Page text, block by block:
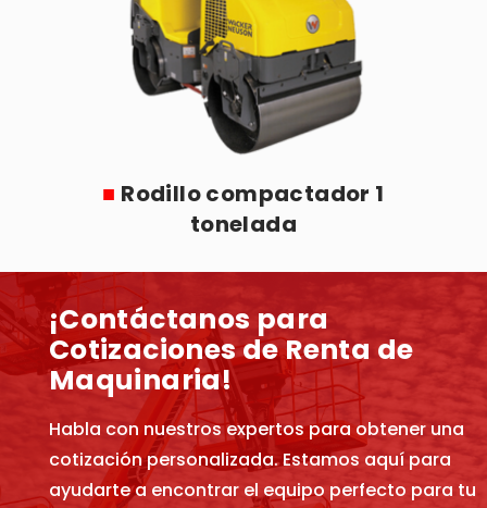
■ Rodillo compactador 1
tonelada
¡Contáctanos para
Cotizaciones de Renta de
Maquinaria!
Habla con nuestros expertos para obtener una
cotización personalizada. Estamos aquí para
ayudarte a encontrar el equipo perfecto para tu